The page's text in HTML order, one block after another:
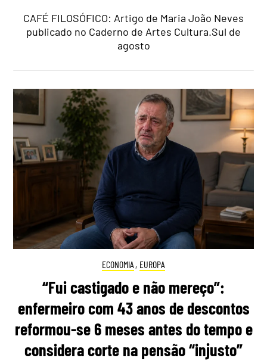
CAFÉ FILOSÓFICO: Artigo de Maria João Neves
publicado no Caderno de Artes Cultura.Sul de
agosto
ECONOMIA , EUROPA
“Fui castigado e não mereço”:
enfermeiro com 43 anos de descontos
reformou-se 6 meses antes do tempo e
considera corte na pensão “injusto”